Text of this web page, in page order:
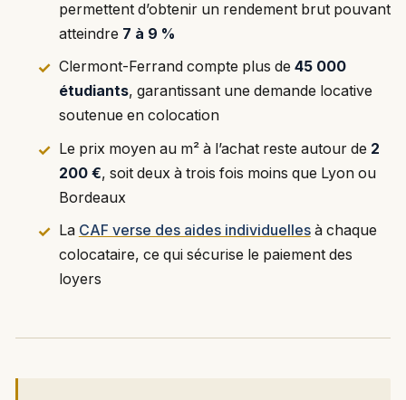
permettent d’obtenir un rendement brut pouvant
atteindre 7 à 9 %
Clermont-Ferrand compte plus de 45 000
étudiants, garantissant une demande locative
soutenue en colocation
Le prix moyen au m² à l’achat reste autour de 2
200 €, soit deux à trois fois moins que Lyon ou
Bordeaux
La CAF verse des aides individuellesà chaque
colocataire, ce qui sécurise le paiement des
loyers